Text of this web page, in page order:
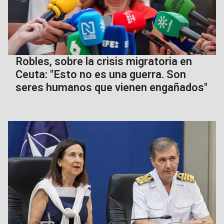
Robles, sobre la crisis migratoria en
Ceuta: "Esto no es una guerra. Son
seres humanos que vienen engañados"